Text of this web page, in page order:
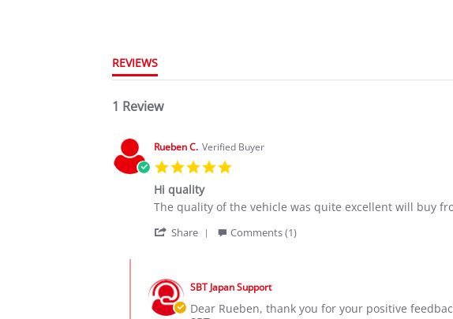
REVIEWS
1 Review
Rueben C. Verified Buyer
Hi quality
Review
Rueben
Oct
2025
review
Hi
The quality of the vehicle was quite excellent will buy
Share
Rueben
C.
on
Comments (1)
Store
Owner
SBT Japan Support
Dear Rueben, thank you for your positive